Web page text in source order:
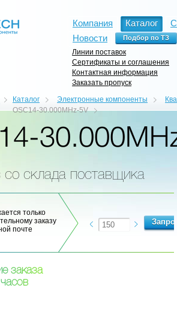
Компания Каталог
Новости
Линии поставок
Сертификаты и соглашения
Контактная информация
Заказать пропуск
Каталог Электронные компоненты
OSC14-30.000MHz-5V
со склада поставщика
только
заказу
почте
е заказа
часов